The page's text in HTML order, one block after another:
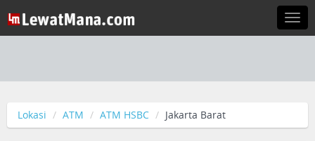
Lokasi ATM ATM HSBC Jakarta Barat